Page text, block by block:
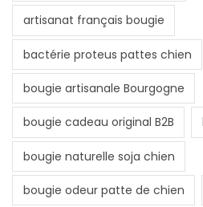
artisanat français bougie
bactérie proteus pattes chien
bougie artisanale Bourgogne
bougie cadeau original B2B
bougie naturelle soja chien
bougie odeur patte de chien